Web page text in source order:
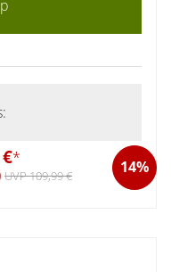
* 14%
UVP 109,99 €